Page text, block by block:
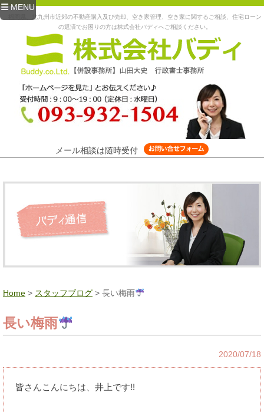
MENU
福岡県、北九州市近郊の不動産購入及び売却、空き家管理、空き家に関するご相談、住宅ローン
の返済でお困りの方は株式会社バディへご相談ください。
メール相談は随時受付
Home > スタッフブログ > 長い梅雨
長い梅雨
2020/07/18
皆さんこんにちは、井上です!!